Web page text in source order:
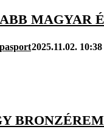
MAGYAR
2025.11.02. 10:38